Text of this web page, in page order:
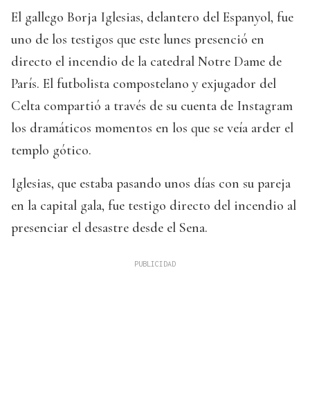
El gallego Borja Iglesias, delantero del Espanyol, fue
uno de los testigos que este lunes presenció en
directo el incendio de la catedral Notre Dame de
París. El futbolista compostelano y exjugador del
Celta compartió a través de su cuenta de Instagram
los dramáticos momentos en los que se veía arder el
templo gótico.
Iglesias, que estaba pasando unos días con su pareja
en la capital gala, fue testigo directo del incendio al
presenciar el desastre desde el Sena.